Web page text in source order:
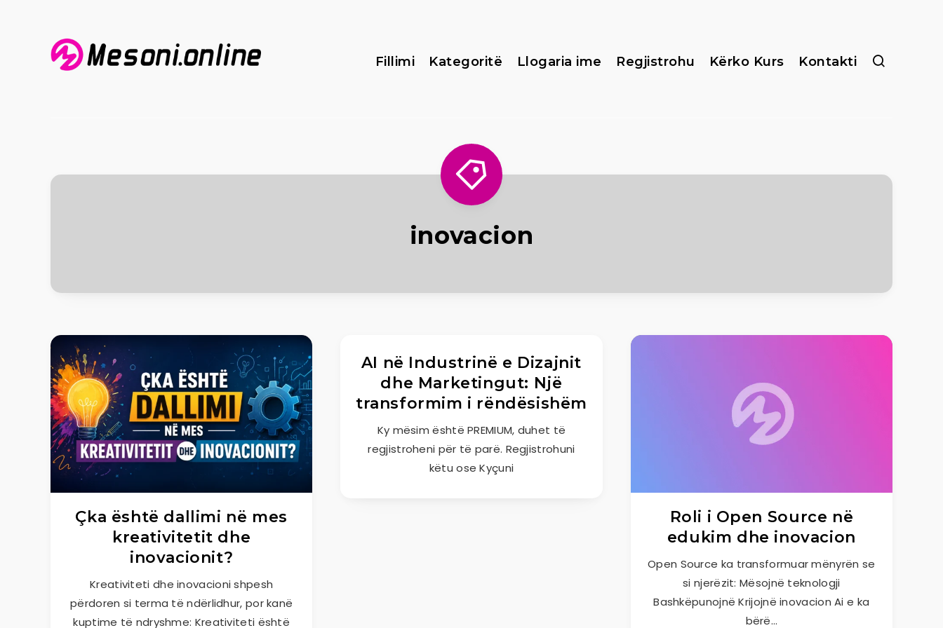
Fillimi Kategoritë Llogaria ime Regjistrohu Kërko Kurs Kontakti
inovacion
Çka është dallimi në mes
kreativitetit dhe
inovacionit?
Kreativiteti dhe inovacioni shpesh
përdoren si terma të ndërlidhur, por kanë
kuptime të ndryshme: Kreativiteti është
AI në Industrinë e Dizajnit
dhe Marketingut: Një
transformim i rëndësishëm
Ky mësim është PREMIUM, duhet të
regjistroheni për të parë. Regjistrohuni
këtu ose Kyçuni
Roli i Open Source në
edukim dhe inovacion
Open Source ka transformuar mënyrën se
si njerëzit: Mësojnë teknologji
Bashkëpunojnë Krijojnë inovacion Ai e ka
bërë…